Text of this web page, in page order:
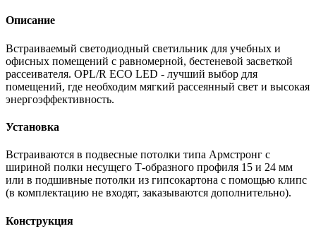
Описание
Встраиваемый светодиодный светильник для учебных и
офисных помещений с равномерной, бестеневой засветкой
рассеивателя. OPL/R ECO LED - лучший выбор для
помещений, где необходим мягкий рассеянный свет и высокая
энергоэффективность.
Установка
Встраиваются в подвесные потолки типа Армстронг с
шириной полки несущего Т-образного профиля 15 и 24 мм
или в подшивные потолки из гипсокартона с помощью клипс
(в комплектацию не входят, заказываются дополнительно).
Конструкция